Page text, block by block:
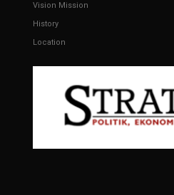
Vision Mission
History
Location